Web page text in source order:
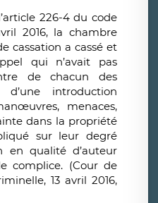
226-4 du code
2016, la chambre
cassation a cassé et
qui n’avait pas
de chacun des
d’une introduction
menaces,
dans la propriété
sur leur degré
en qualité d’auteur
complice. (Cour de
13 avril 2016,